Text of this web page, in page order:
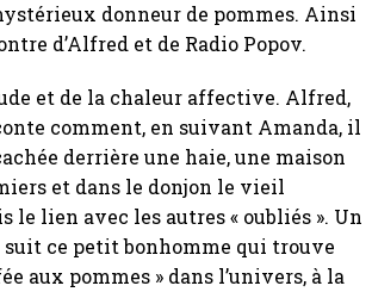
donneur de pommes. Ainsi
d’Alfred et de Radio Popov.
et de la chaleur affective. Alfred,
comment, en suivant Amanda, il
derrière une haie, une maison
et dans le donjon le vieil
le lien avec les autres « oubliés ». Un
ce petit bonhomme qui trouve
aux pommes » dans l’univers, à la